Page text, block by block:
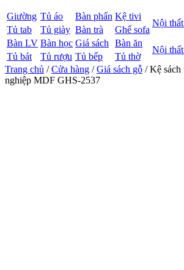
Giường Tủ áo Bàn phấn Kệ tivi
Nội
Tủ tab Tủ giày Bàn trà
Ghế sofa
Bàn LV Bàn học Giá sách Bàn ăn
Nội
Tủ bát Tủ rượu Tủ bếp
Tủ thờ
Trang chủ /Cửa hàng /Giá sách gỗ / Kệ sách
nghiệp MDF GHS-2537